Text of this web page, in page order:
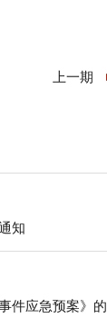
上一期
知
件应急预案》的